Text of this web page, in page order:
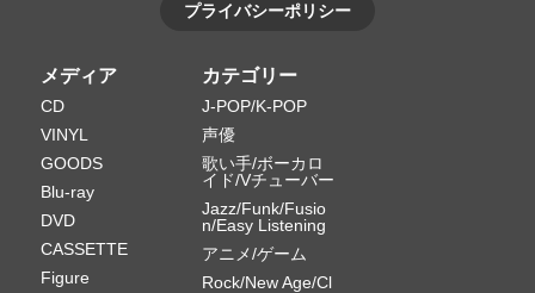
プライバシーポリシー
メディア
CD
VINYL
GOODS
Blu-ray
DVD
CASSETTE
Figure
カテゴリー
J-POP/K-POP
声優
歌い手/ボーカロ
イド/Vチューバー
Jazz/Funk/Fusio
n/Easy Listening
アニメ/ゲーム
Rock/New Age/Cl